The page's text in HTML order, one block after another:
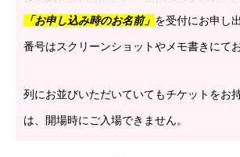
「お申し込み時のお名前」 を受付にお申し
番号はスクリーンショットやメモ書きにて
列にお並びいただいていてもチケットをお
は、開場時にご⼊場できません。